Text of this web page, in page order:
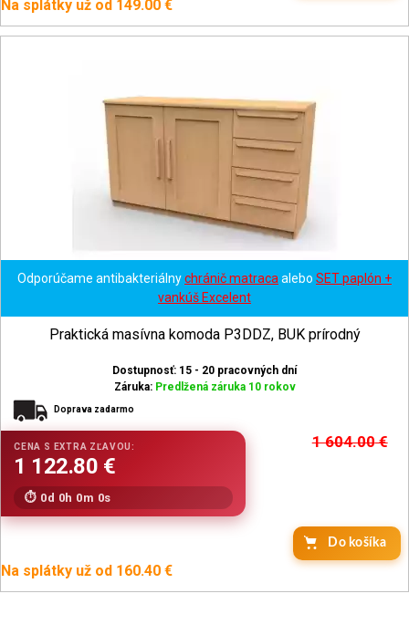
Na splátky už od 149.00 €
Odporúčame antibakteriálnychránič matraca alebo SET paplón +
vankúš Excelent
Praktická masívna komoda P3DDZ, BUK prírodný
Dostupnosť: 15 - 20 pracovných dní
Záruka: Predlžená záruka 10 rokov
Doprava zadarmo
1 604.00€
0d 0h 0m 0s
Na splátky už od 160.40 €